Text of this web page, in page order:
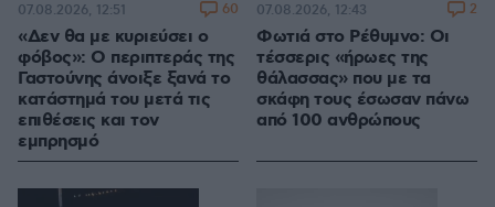
«Δεν θα με κυριεύσει ο
φόβος»: Ο περιπτεράς της
Γαστούνης άνοιξε ξανά το
κατάστημά του μετά τις
επιθέσεις και τον
εμπρησμό
07.08.2026, 12:51 60
Φωτιά στο Ρέθυμνο: Οι
τέσσερις «ήρωες της
θάλασσας» που με τα
σκάφη τους έσωσαν πάνω
από 100 ανθρώπους
07.08.2026, 12:43 2